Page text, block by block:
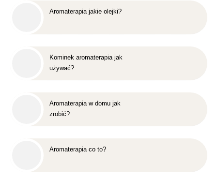
Aromaterapia jakie olejki?
Kominek aromaterapia jak
używać?
Aromaterapia w domu jak
zrobić?
Aromaterapia co to?